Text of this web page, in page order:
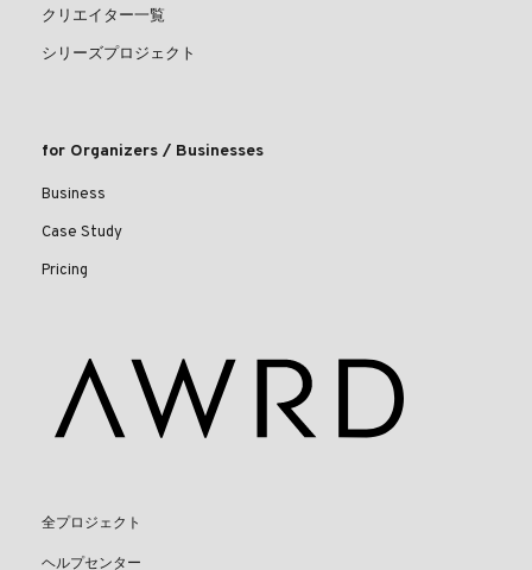
クリエイター一覧
シリーズプロジェクト
for Organizers / Businesses
Business
Case Study
Pricing
全プロジェクト
ヘルプセンター